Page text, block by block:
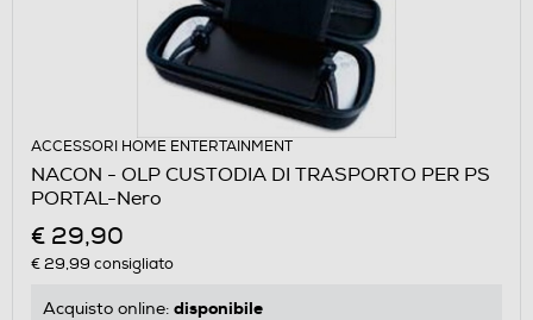
ACCESSORI HOME ENTERTAINMENT
NACON - OLP CUSTODIA DI TRASPORTO PER PS
PORTAL-Nero
€ 29,90
€ 29,99 consigliato
Acquisto online: disponibile